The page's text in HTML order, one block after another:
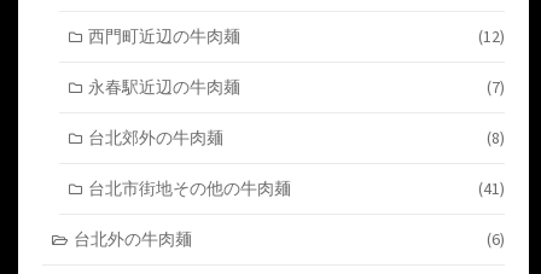
西門町近辺の牛肉麺 (12)
永春駅近辺の牛肉麺 (7)
台北郊外の牛肉麺 (8)
台北市街地その他の牛肉麺 (41)
台北外の牛肉麺 (6)